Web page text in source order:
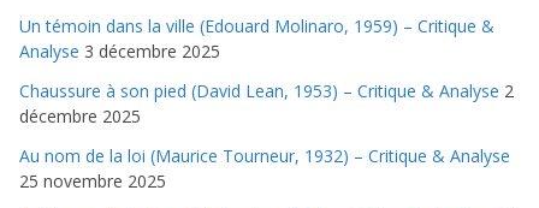
Un témoin dans la ville (Edouard Molinaro, 1959) – Critique &
Analyse 3 décembre 2025
Chaussure à son pied (David Lean, 1953) – Critique & Analyse 2
décembre 2025
Au nom de la loi (Maurice Tourneur, 1932) – Critique & Analyse
25 novembre 2025